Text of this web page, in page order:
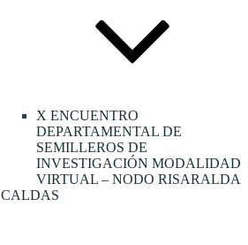
X ENCUENTRO
DEPARTAMENTAL DE
SEMILLEROS DE
INVESTIGACIÓN MODALIDAD
VIRTUAL – NODO RISARALDA
CALDAS